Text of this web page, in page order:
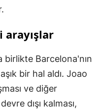
arayışlar
birlikte Barcelona'nın
bir hal aldı. Joao
ve diğer
dışı kalması,